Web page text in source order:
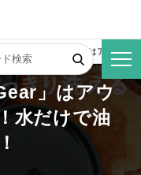
食器「Earth Gear」はアウトド
」はアウ
水だけで油